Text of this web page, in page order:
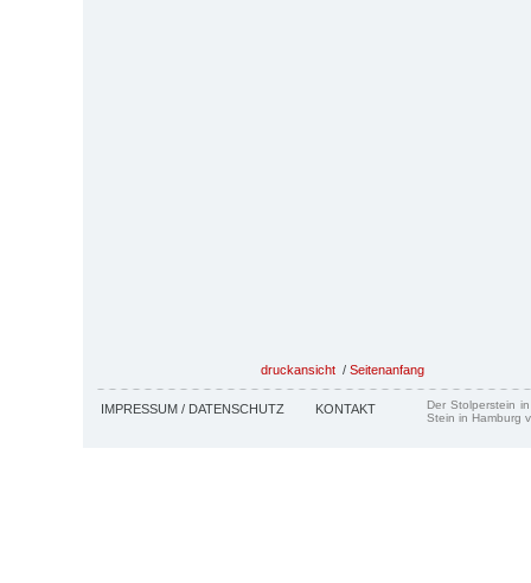
druckansicht / Seitenanfang
IMPRESSUM / DATENSCHUTZ KONTAKT
Der Stolperstein
Stein in Hamburg